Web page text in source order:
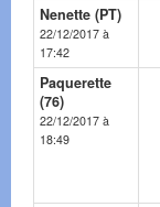
Nenette (PT)
22/12/2017 à
17:42
Paquerette
(76)
22/12/2017 à
18:49